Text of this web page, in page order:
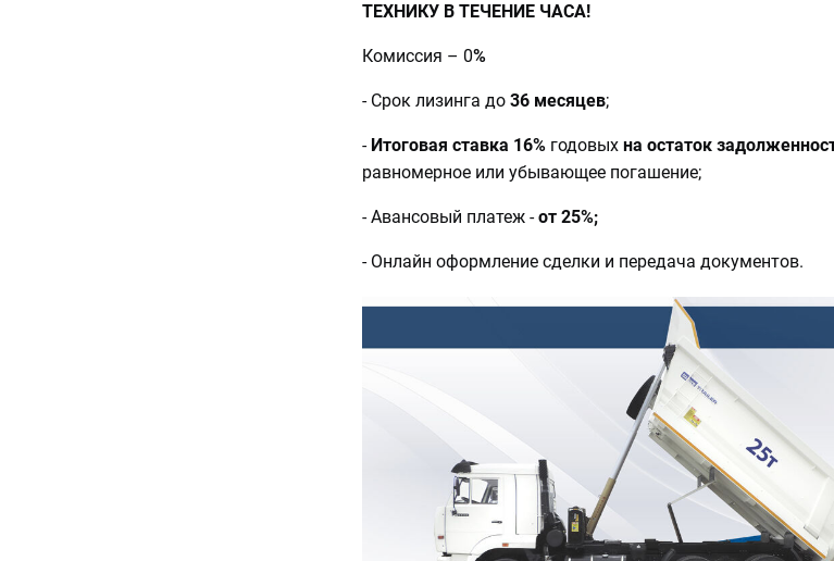
ТЕХНИКУ В ТЕЧЕНИЕ ЧАСА!
Комиссия – 0%
- Срок лизинга до 36 месяцев;
- Итоговая ставка 16%годовых на остаток
равномерное или убывающее погашение;
- Авансовый платеж -от 25%;
- Онлайн оформление сделки и передача документов.